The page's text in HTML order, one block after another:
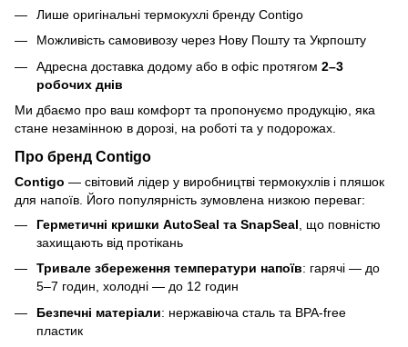
Лише оригінальні термокухлі бренду Contigo
Можливість самовивозу через Нову Пошту та Укрпошту
Адресна доставка додому або в офіс протягом 2–3
робочих днів
Ми дбаємо про ваш комфорт та пропонуємо продукцію, яка
стане незамінною в дорозі, на роботі та у подорожах.
Про бренд Contigo
Contigo — світовий лідер у виробництві термокухлів і пляшок
для напоїв. Його популярність зумовлена низкою переваг:
Герметичні кришки AutoSeal та SnapSeal , що повністю
захищають від протікань
Тривале збереження температури напоїв: гарячі — до
5–7 годин, холодні — до 12 годин
Безпечні матеріали: нержавіюча сталь та BPA‑free
пластик